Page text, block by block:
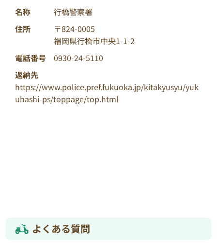
名称
行橋警察署
住所
〒824-0005
福岡県行橋市中央1-1-2
電話番号
0930-24-5110
返納先
https://www.police.pref.fukuoka.jp/kitakyusyu/yuk
uhashi-ps/toppage/top.html
よくある質問